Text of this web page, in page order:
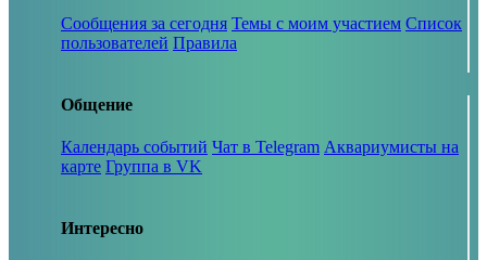
Сообщения за сегодня Темы с моим участием Список
пользователей Правила
Общение
Календарь событий Чат в Telegram Аквариумисты на
карте Группа в VK
Интересно